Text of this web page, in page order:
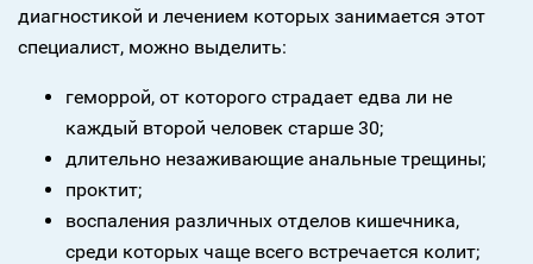
диагностикой и лечением которых занимается этот
специалист, можно выделить:
геморрой, от которого страдает едва ли не
каждый второй человек старше 30;
длительно незаживающие анальные трещины;
проктит;
воспаления различных отделов кишечника,
среди которых чаще всего встречается колит;